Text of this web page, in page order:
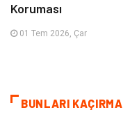
Koruması
01 Tem 2026, Çar
BUNLARI KAÇIRMA